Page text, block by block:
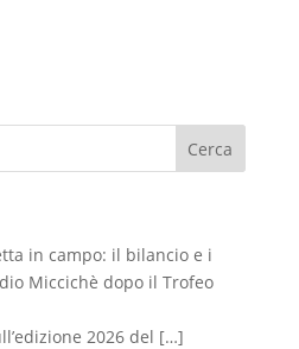
Cerca
in campo: il bilancio e i
Miccichè dopo il Trofeo
2026 del […]